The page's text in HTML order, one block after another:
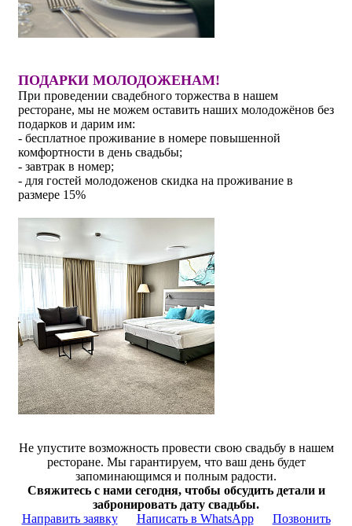
ПОДАРКИ МОЛОДОЖЕНАМ!
При проведении свадебного торжества в нашем
ресторане, мы не можем оставить наших молодожёнов без
подарков и дарим им:
- бесплатное проживание в номере повышенной
комфортности в день свадьбы;
- завтрак в номер;
- для гостей молодоженов скидка на проживание в
размере 15%
Не упустите возможность провести свою свадьбу в нашем
ресторане. Мы гарантируем, что ваш день будет
запоминающимся и полным радости.
Свяжитесь с нами сегодня, чтобы обсудить детали и
забронировать дату свадьбы.
Направить заявку
Написать в WhatsApp Позвонить